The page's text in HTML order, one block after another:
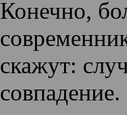
Конечно,
скажут:
совпадение.